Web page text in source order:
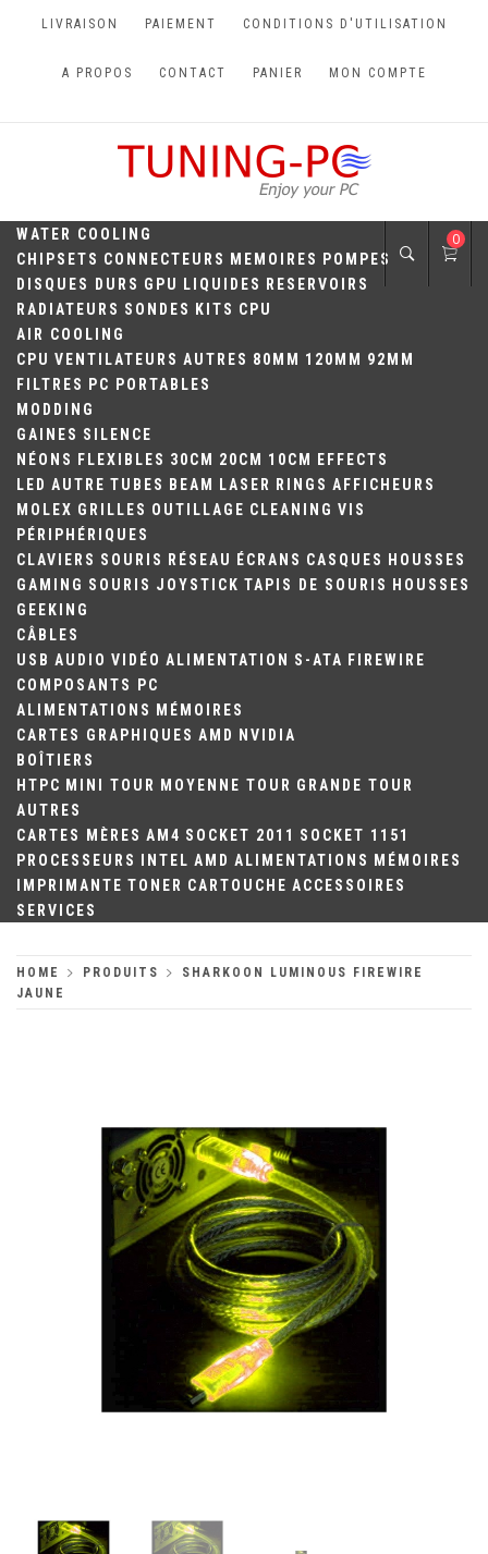
LIVRAISON PAIEMENT CONDITIONS D'UTILISATION
A PROPOS CONTACT PANIER MON COMPTE
TUNING-PC
WATER COOLING
CHIPSETS CONNECTEURS MEMOIRES
POMPES
DISQUES DURS GPU LIQUIDES
RESERVOIRS
RADIATEURS SONDES KITS CPU
AIR COOLING
CPU VENTILATEURS AUTRES 80MM 120MM
92MM
FILTRES
PC PORTABLES
MODDING
GAINES SILENCE
NÉONS
FLEXIBLES 30CM 20CM 10CM
EFFECTS
LED AUTRE TUBES BEAM LASER RINGS AFFICHEURS
MOLEX GRILLES OUTILLAGE CLEANING VIS
PÉRIPHÉRIQUES
CLAVIERS SOURIS RÉSEAU ÉCRANS CASQUES
HOUSSES
GAMING SOURIS JOYSTICK TAPIS DE SOURIS
HOUSSES
GEEKING
CÂBLES
USB AUDIO VIDÉO ALIMENTATION S-ATA FIREWIRE
COMPOSANTS PC
ALIMENTATIONS
MÉMOIRES
CARTES GRAPHIQUES AMD
NVIDIA
BOÎTIERS
HTPC MINI TOUR MOYENNE TOUR GRANDE TOUR
AUTRES
CARTES MÈRES AM4 SOCKET 2011
SOCKET 1151
PROCESSEURS
INTEL AMD ALIMENTATIONS
MÉMOIRES
IMPRIMANTE TONER CARTOUCHE ACCESSOIRES
SERVICES
0
HOME PRODUITS
SHARKOON LUMINOUS FIREWIRE
JAUNE